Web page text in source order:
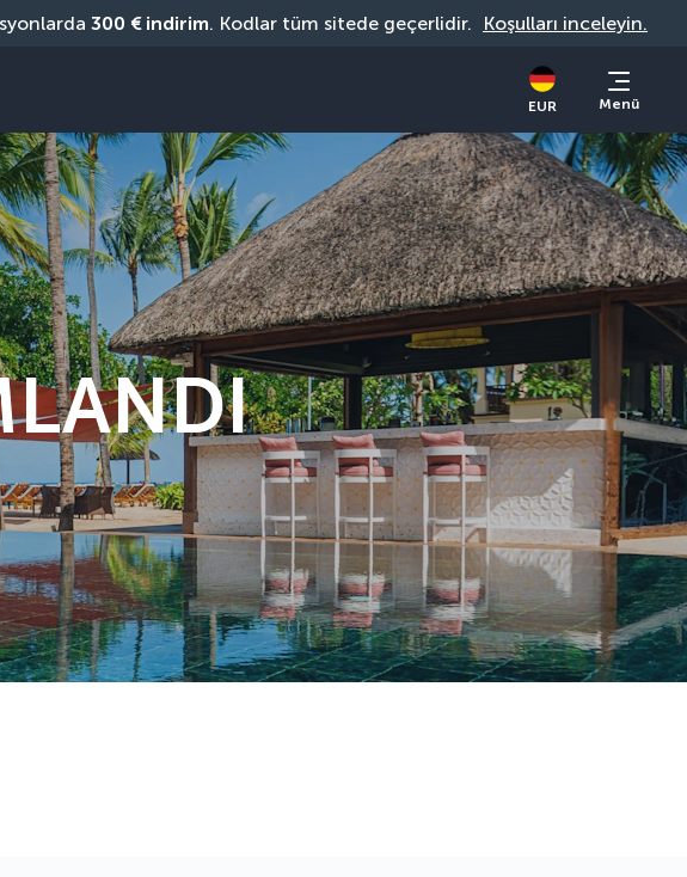
300 € indirim. Kodlar tüm sitede geçerlidir. Koşulları inceleyin.
EUR Menü